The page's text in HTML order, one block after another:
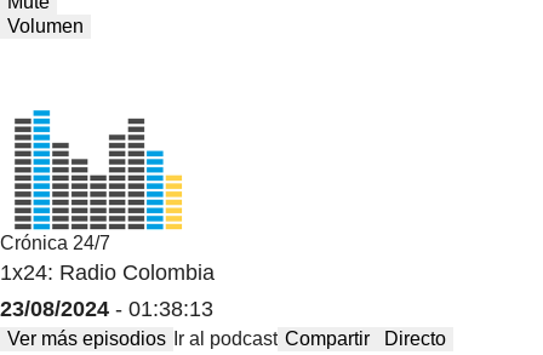
Volumen
Crónica 24/7
1x24: Radio Colombia
23/08/2024 - 01:38:13
Ver más episodios Ir al podcast Compartir Directo